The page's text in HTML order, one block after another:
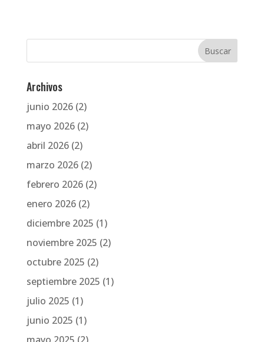
Archivos
junio 2026(2)
mayo 2026(2)
abril 2026(2)
marzo 2026(2)
febrero 2026(2)
enero 2026(2)
diciembre 2025 (1)
noviembre 2025 (2)
octubre 2025 (2)
septiembre 2025 (1)
julio 2025 (1)
junio 2025 (1)
mayo 2025 (2)